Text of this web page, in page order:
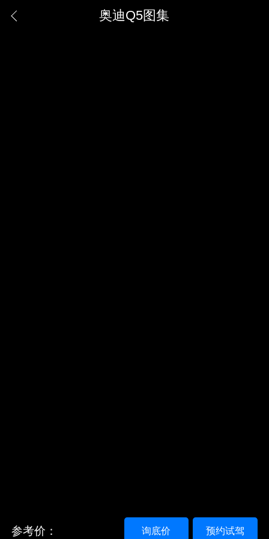
奥迪Q5图集
参考价： 预约试驾
询底价